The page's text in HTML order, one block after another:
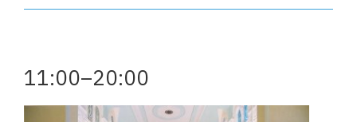
11:00–20:00